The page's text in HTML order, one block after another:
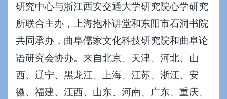
研究中心与浙江西安交通大学研究院心学研究
所联合主办，上海抱朴讲堂和东阳市石洞书院
共同承办，曲阜儒家文化科技研究院和曲阜论
语研究会协办。来自北京、天津、河北、山
西、辽宁、黑龙江、上海、江苏、浙江、安
徽、福建、江西、山东、河南、广东、重庆、